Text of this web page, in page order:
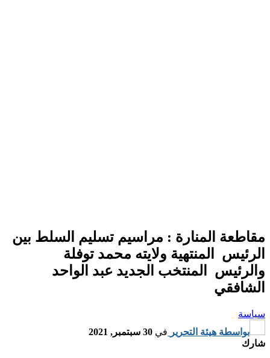
مقاطعة المنارة : مراسيم تسليم السلط بين
الرئيس المنتهية ولايته محمد توفلة
والرئيس المنتخب الجديد عبد الواحد
الشافقي
سياسة
بواسطة هيئة التحرير في 30 سبتمبر, 2021
شارك